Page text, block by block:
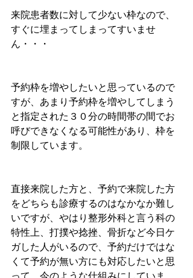
来院患者数に対して少ない枠なので、
すぐに埋まってしまってすいませ
ん・・・
予約枠を増やしたいと思っているので
すが、あまり予約枠を増やしてしまう
と指定された３０分の時間帯の間でお
呼びできなくなる可能性があり、枠を
制限しています。
直接来院した方と、予約で来院した方
をどちらも診療するのはなかなか難し
いですが、やはり整形外科と言う科の
特性上、打撲や捻挫、骨折など今日ケ
ガした人がいるので、予約だけではな
くて予約が無い方にも対応したいと思